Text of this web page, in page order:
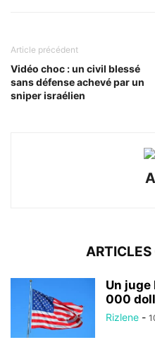
Article précédent
Vidéo choc : un civil blessé
sans défense achevé par un
sniper israélien
Un juge
000
Rizlene -